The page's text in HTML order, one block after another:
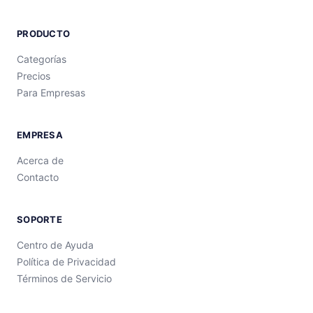
PRODUCTO
Categorías
Precios
Para Empresas
EMPRESA
Acerca de
Contacto
SOPORTE
Centro de Ayuda
Política de Privacidad
Términos de Servicio